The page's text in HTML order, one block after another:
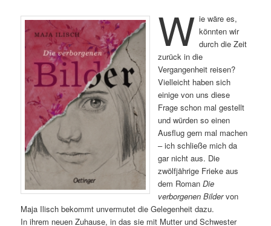
W ie wäre es,
könnten wir
durch die Zeit
zurück in die
Vergangenheit reisen?
Vielleicht haben sich
einige von uns diese
Frage schon mal gestellt
und würden so einen
Ausflug gern mal machen
– ich schließe mich da
gar nicht aus. Die
zwölfjährige Frieke aus
dem RomanDie
verborgenen Bildervon
Maja Ilisch bekommt unvermutet die Gelegenheit dazu.
In ihrem neuen Zuhause, in das sie mit Mutter und Schwester